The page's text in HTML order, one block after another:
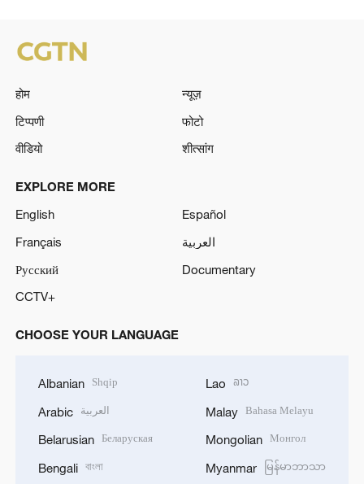
होम
न्यूज़
टिप्पणी
फोटो
वीडियो
शीत्सांग
EXPLORE MORE
English
Español
Français
العربية
Русский
Documentary
CCTV+
CHOOSE YOUR LANGUAGE
Albanian Shqip
Arabic العربية
Belarusian Беларуская
Bengali বাংলা
Lao ລາວ
Malay Bahasa Melayu
Mongolian Монгол
Myanmar မြန်မာဘာသာ